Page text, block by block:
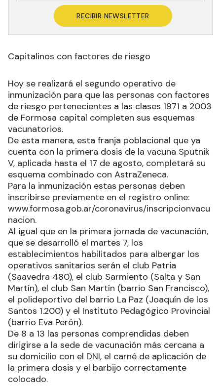
RECIBIR NEWSLETTER
Capitalinos con factores de riesgo
Hoy se realizará el segundo operativo de
inmunización para que las personas con factores
de riesgo pertenecientes a las clases 1971 a 2003
de Formosa capital completen sus esquemas
vacunatorios.
De esta manera, esta franja poblacional que ya
cuenta con la primera dosis de la vacuna Sputnik
V, aplicada hasta el 17 de agosto, completará su
esquema combinado con AstraZeneca.
Para la inmunización estas personas deben
inscribirse previamente en el registro online:
www.formosa.gob.ar/coronavirus/inscripcionvacu
nacion.
Al igual que en la primera jornada de vacunación,
que se desarrolló el martes 7, los
establecimientos habilitados para albergar los
operativos sanitarios serán el club Patria
(Saavedra 480), el club Sarmiento (Salta y San
Martín), el club San Martín (barrio San Francisco),
el polideportivo del barrio La Paz (Joaquín de los
Santos 1.200) y el Instituto Pedagógico Provincial
(barrio Eva Perón).
De 8 a 13 las personas comprendidas deben
dirigirse a la sede de vacunación más cercana a
su domicilio con el DNI, el carné de aplicación de
la primera dosis y el barbijo correctamente
colocado.